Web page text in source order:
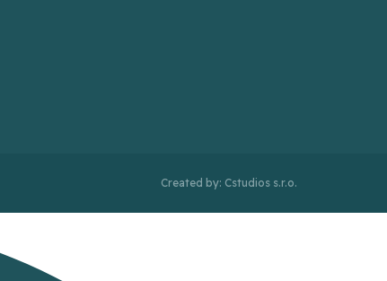
Created by: Cstudios s.r.o.